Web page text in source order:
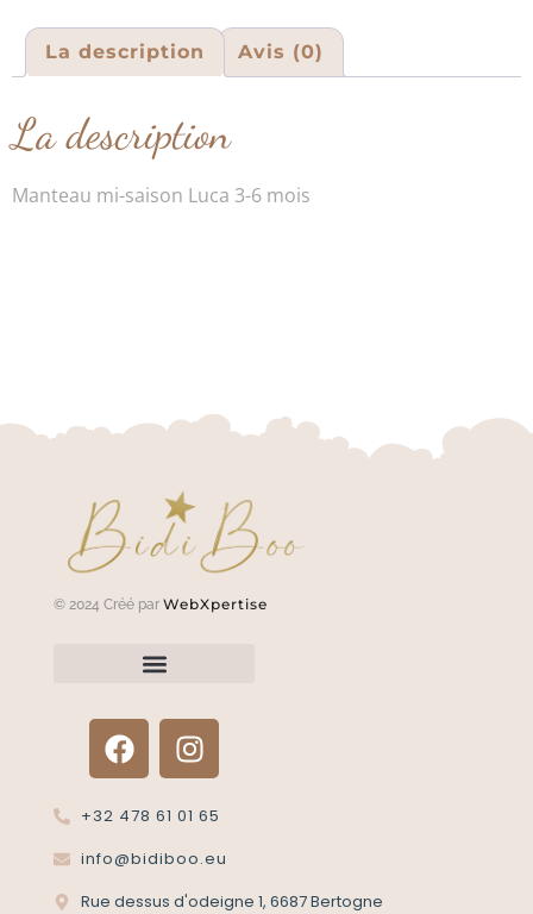
La description Avis (0)
La description
Manteau mi-saison Luca 3-6 mois
© 2024 Créé par WebXpertise
+32 478 61 01 65
info@bidiboo.eu
Rue dessus d'odeigne 1, 6687 Bertogne